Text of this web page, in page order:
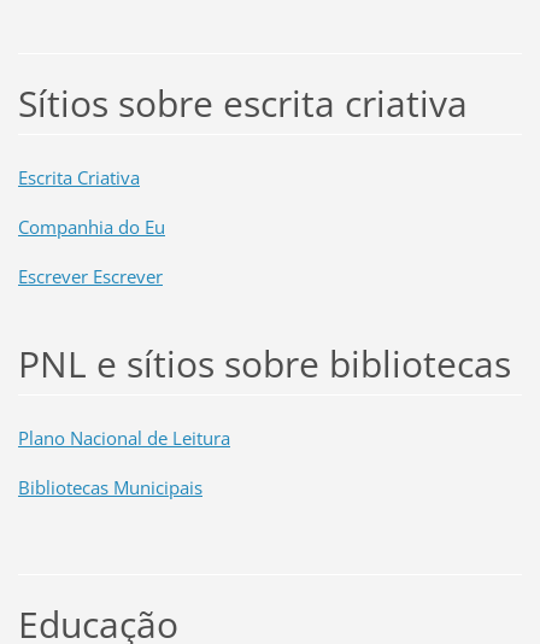
Sítios sobre escrita criativa
Escrita Criativa
Companhia do Eu
Escrever Escrever
PNL e sítios sobre bibliotecas
Plano Nacional de Leitura
Bibliotecas Municipais
Educação